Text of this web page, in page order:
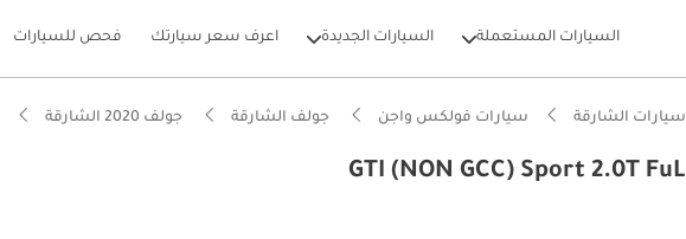
السيارات المستعملة السيارات الجديدة اعرف سعر سيارتك فحص للسيارات
سيارات الشارقة سيارات فولكس واجن جولف الشارقة جولف 2020 الشارقة